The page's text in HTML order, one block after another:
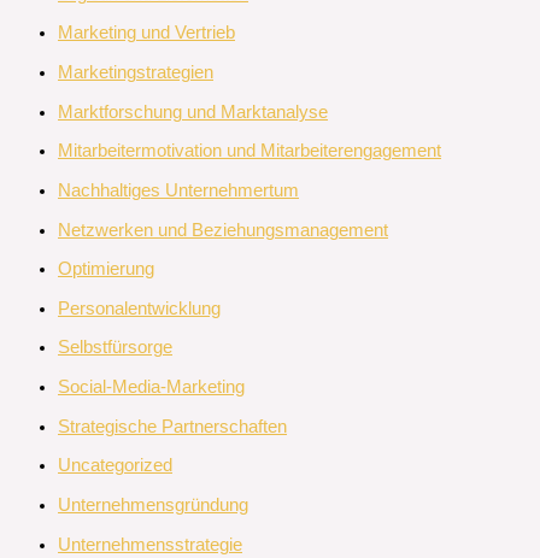
Marketing und Vertrieb
Marketingstrategien
Marktforschung und Marktanalyse
Mitarbeitermotivation und Mitarbeiterengagement
Nachhaltiges Unternehmertum
Netzwerken und Beziehungsmanagement
Optimierung
Personalentwicklung
Selbstfürsorge
Social-Media-Marketing
Strategische Partnerschaften
Uncategorized
Unternehmensgründung
Unternehmensstrategie